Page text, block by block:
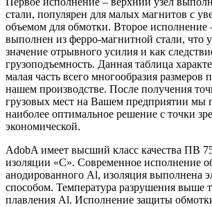
стали, популярен для малых магнитов с
объемом для обмотки. Второе исполнение
выполнен из ферро-магнитной стали, что
значение отрывного усилия и как
грузоподъемность. Данная таблица
малая часть всего многообразия размеров
нашем производстве. После получения
грузовых мест на Вашем предприятии мы
наиболее оптимальное решение с точки
экономической.
AdobA имеет высший класс качества ПВ
изоляции «С». Современное исполнение
анодированного Al, изоляция выполнена
способом. Температура разрушения выше
плавления Al. Исполнение защиты